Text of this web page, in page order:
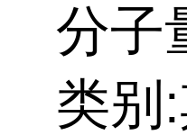
分子
类别